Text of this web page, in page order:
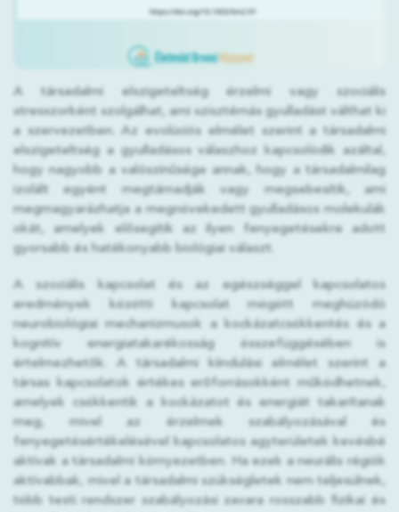
A társadalmi elszigeteltség érzelmi vagy szociális
stresszorként szolgálhat, ami szisztémás gyulladást válthat ki
a szervezetben. Az evolúciós elmélet szerint a társadalmi
elszigeteltség a gyulladásos válaszhoz kapcsolódik azáltal,
hogy nagyobb a valószínűsége annak, hogy a társadalmilag
izolált egyént megtámadják vagy megsebesítik, ami
megmagyarázhatja a megnövekedett gyulladásos molekulák
okát, amelyek elősegítik az ilyen fenyegetésekre adott
gyorsabb és hatékonyabb biológiai választ.
A szociális kapcsolat és az egészséggel kapcsolatos
eredmények közötti kapcsolat mögött meghúzódó
neurobiológiai mechanizmusok a kockázatcsökkentés és a
kognitív energiatakarékosság összefüggésében is
értelmezhetők. A társadalmi kiindulási elmélet szerint a
társas kapcsolatok értékes erőforrásokként működhetnek,
amelyek csökkentik a kockázatot és energiát takarítanak
meg, mivel az érzelmek szabályozásával és
fenyegetésértékelésével kapcsolatos agyterületek kevésbé
aktívak a társadalmi környezetben. Ha ezek a neurális régiók
aktívabbak, mivel a társadalmi szükségletek nem teljesülnek,
több testi rendszer szabályozási zavara rosszabb fizikai és